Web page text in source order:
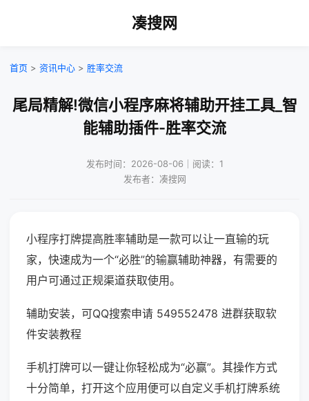
凑搜网
首页 > 资讯中心 > 胜率交流
尾局精解!微信小程序麻将辅助开挂工具_智
能辅助插件-胜率交流
发布时间：2026-08-06｜阅读：1
发布者：凑搜网
小程序打牌提高胜率辅助是一款可以让一直输的玩
家，快速成为一个“必胜”的输赢辅助神器，有需要的
用户可通过正规渠道获取使用。
辅助安装，可QQ搜索申请 549552478 进群获取软
件安装教程
手机打牌可以一键让你轻松成为“必赢”。其操作方式
十分简单，打开这个应用便可以自定义手机打牌系统